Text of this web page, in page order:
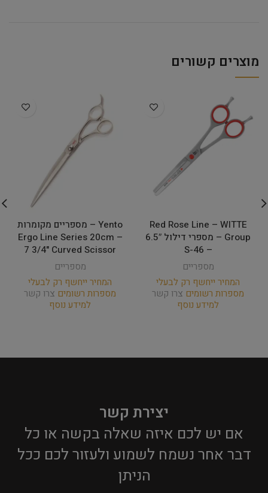
מוצרים קשורים
Red Rose Line – WITTE
Group – מספרי דילול 6.5″
– 46-S
מספריים
המחיר ייחשף רק לבעלי
מספרות רשומים צרו קשר
למידע נוסף
Yento – מספריים מקומרות
Ergo Line Series 20cm –
7 3/4" Curved Scissor
מספריים
המחיר ייחשף רק לבעלי
מספרות רשומים צרו קשר
למידע נוסף
יצירת קשר
אם יש לכם איזה שאלה בקשה או כל
דבר אחר נשמח לשמוע ולעזור לכם ככל
הניתן​